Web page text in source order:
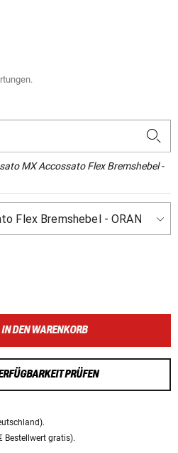
MX Accossato Flex Bremshebel -
IN DEN WARENKORB
PRÜFEN
Bestellwert gratis).